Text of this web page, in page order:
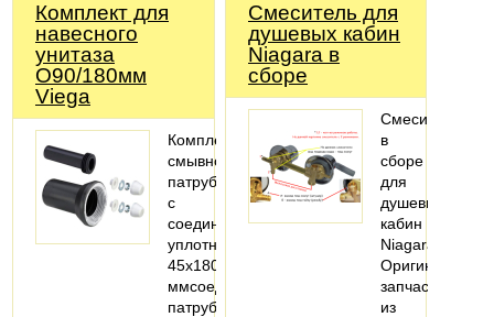
Комплект для
навесного
унитаза
O90/180мм
Viega
Комплектация:подводящий
смывной
патрубок
с
соединительным
уплотнением
45x180
ммсоединительный
патрубок
Смеситель для
душевых кабин
Niagara в
сборе
Смеситель
в
сборе
для
душевых
кабин
Niagara
Оригинальные
запчасти
из